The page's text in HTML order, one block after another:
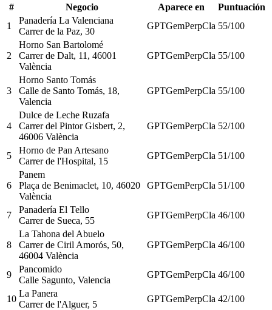
#
Negocio Aparece en
Puntuación
1
Panadería La Valenciana
Carrer de la Paz, 30
GPTGemPerpCla 55/100
2
Horno San Bartolomé
Carrer de Dalt, 11, 46001
València
GPTGemPerpCla 55/100
3
Horno Santo Tomás
Calle de Santo Tomás, 18,
Valencia
GPTGemPerpCla 55/100
4
Dulce de Leche Ruzafa
Carrer del Pintor Gisbert, 2,
46006 València
GPTGemPerpCla 52/100
5
Horno de Pan Artesano
Carrer de l'Hospital, 15
GPTGemPerpCla 51/100
6
Panem
Plaça de Benimaclet, 10, 46020
València
GPTGemPerpCla 51/100
7
Panadería El Tello
Carrer de Sueca, 55
GPTGemPerpCla 46/100
8
La Tahona del Abuelo
Carrer de Ciril Amorós, 50,
46004 València
GPTGemPerpCla 46/100
9
Pancomido
Calle Sagunto, Valencia
GPTGemPerpCla 46/100
10
La Panera
Carrer de l'Alguer, 5
GPTGemPerpCla 42/100